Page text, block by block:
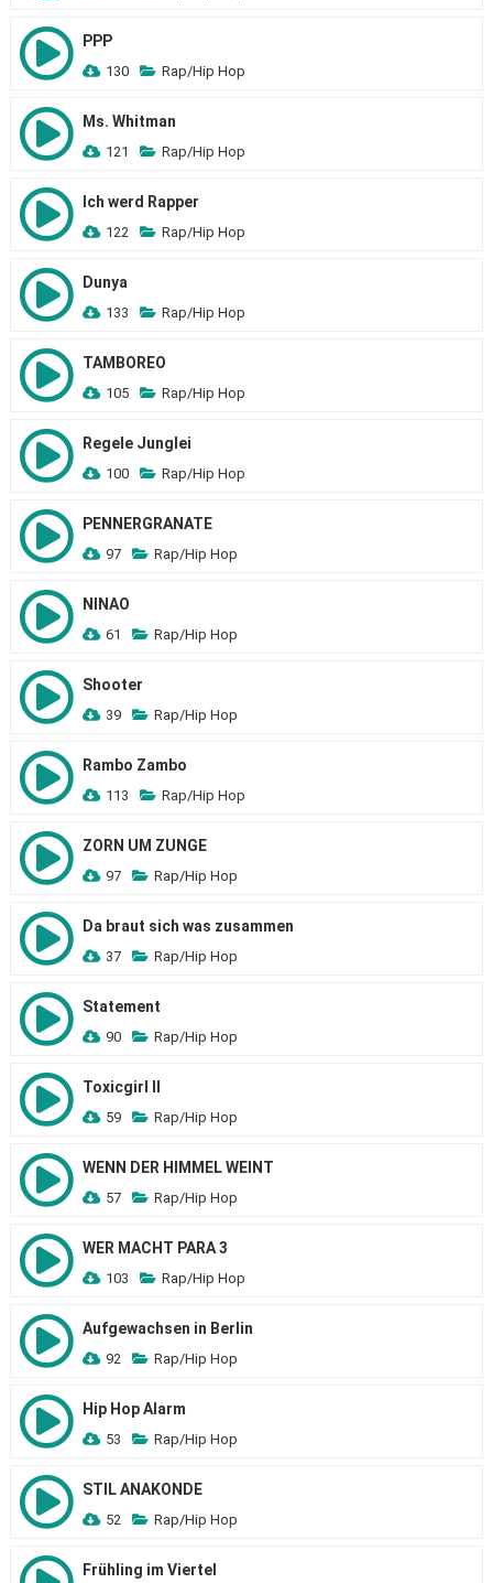
PPP
130 Rap/Hip Hop
Ms. Whitman
121 Rap/Hip Hop
Ich werd Rapper
122 Rap/Hip Hop
Dunya
133 Rap/Hip Hop
TAMBOREO
105 Rap/Hip Hop
Regele Junglei
100 Rap/Hip Hop
PENNERGRANATE
97 Rap/Hip Hop
NINAO
61 Rap/Hip Hop
Shooter
39 Rap/Hip Hop
Rambo Zambo
113 Rap/Hip Hop
ZORN UM ZUNGE
97 Rap/Hip Hop
Da braut sich was zusammen
37 Rap/Hip Hop
Statement
90 Rap/Hip Hop
Toxicgirl II
59 Rap/Hip Hop
WENN DER HIMMEL WEINT
57 Rap/Hip Hop
WER MACHT PARA 3
103 Rap/Hip Hop
Aufgewachsen in Berlin
92 Rap/Hip Hop
Hip Hop Alarm
53 Rap/Hip Hop
STIL ANAKONDE
52 Rap/Hip Hop
Frühling im Viertel